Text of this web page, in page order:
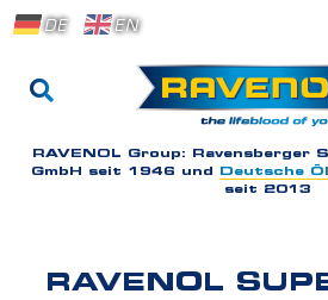
DE EN
RAVENOL Group: Ravensberger
GmbH seit 1946 und
Deutsche
seit 2013
RAVENOL